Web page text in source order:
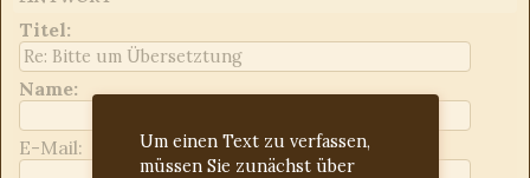
Um einen Text zu verfassen,
müssen Sie zunächst über
Titel:
Name:
E-Mail: